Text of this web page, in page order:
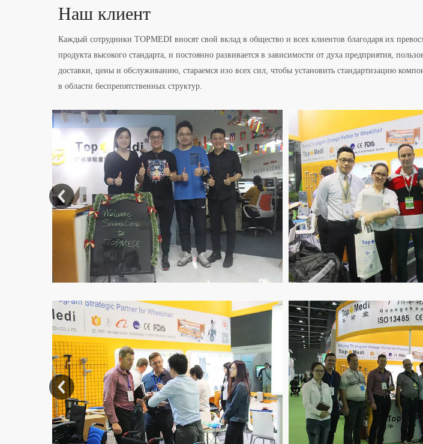
Наш клиент
Каждый сотрудники TOPMEDI вносят свой вклад в общество и всех клиентов благодаря их
продукта высокого стандарта, и постоянно развивается в зависимости от духа предприятия,
доставки, цены и обслуживанию, стараемся изо всех сил, чтобы установить стандартизацию
в области беспрепятственных структур.